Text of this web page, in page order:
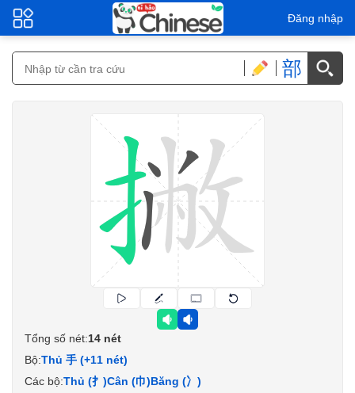
Đăng nhập
部
Tổng số nét:14 nét
Bộ:Thủ 手 (+11 nét)
Các bộ:Thủ (扌)Cân (巾)Băng (冫)